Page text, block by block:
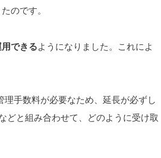
のです。
できるようになりました。これによ
手数料が必要なため、延長が必ずし
どと組み合わせて、どのように受け取